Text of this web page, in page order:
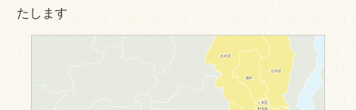
たします